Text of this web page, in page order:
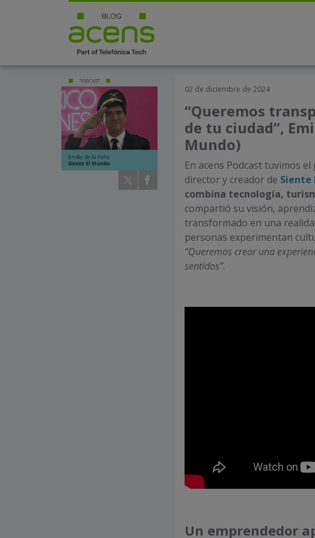
02 de diciembre de 2024
“Queremos
de tu ciudad”,
Mundo)
En acens Podcast tuvimos
director y creador de Siente
combina tecnología,
compartió su visión,
transformado en una
personas experimentan
“Queremos crear una
sentidos”.
Un emprendedor